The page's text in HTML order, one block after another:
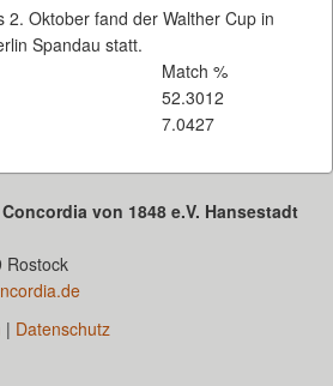
2. Oktober fand der Walther Cup in
Spandau statt.
Match %
52.3012
7.0427
von 1848 e.V. Hansestadt
Rostock
| Datenschutz